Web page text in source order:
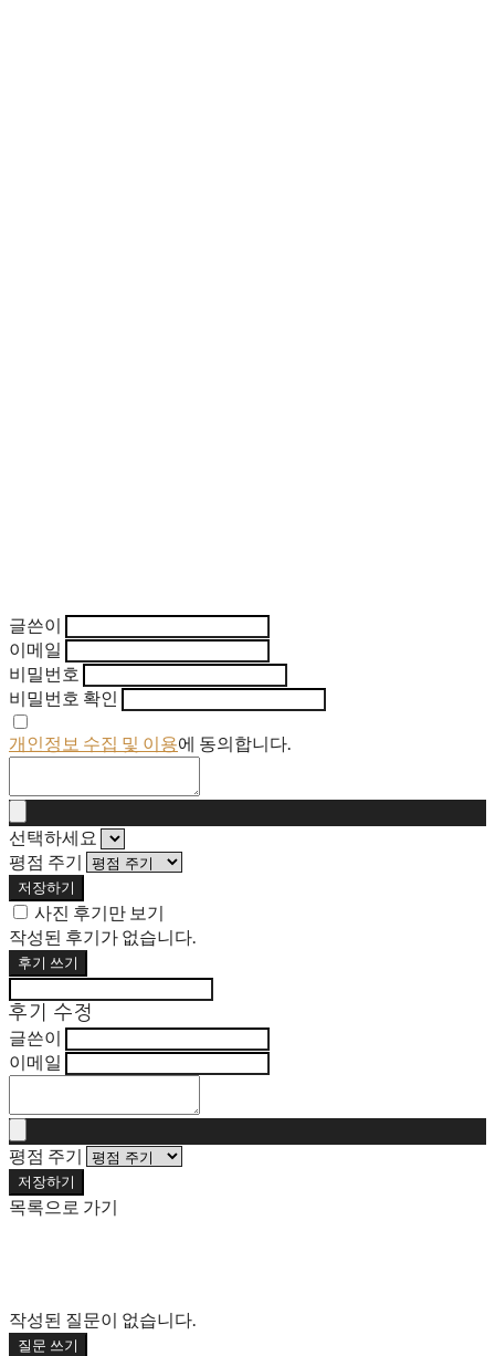
글쓴이
이메일
비밀번호
비밀번호 확인
개인정보 수집 및 이용에 동의합니다.
선택하세요
평점 주기
저장하기
사진 후기만 보기
작성된 후기가 없습니다.
후기 쓰기
후기 수정
글쓴이
이메일
평점 주기
저장하기
목록으로 가기
작성된 질문이 없습니다.
질문 쓰기